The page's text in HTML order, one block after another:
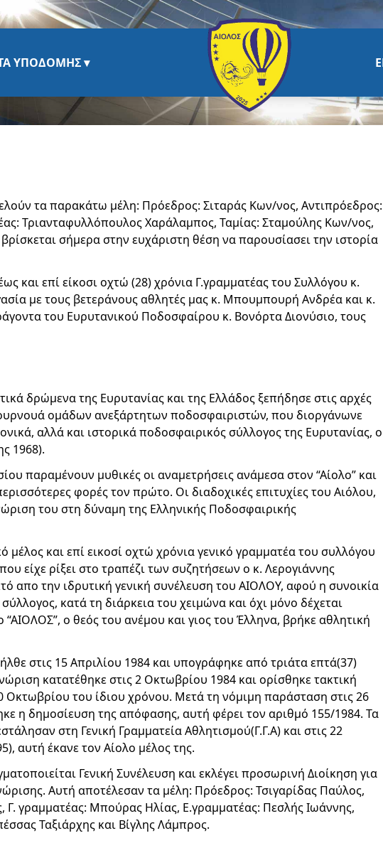
ΥΠΟΔΟΜΉΣ
τα παρακάτω μέλη: Πρόεδρος: Σιταράς Κων/νος, Αντιπρόεδρος:
Τριανταφυλλόπουλος Χαράλαμπος, Ταμίας: Σταμούλης Κων/νος,
σήμερα στην ευχάριστη θέση να παρουσίασει την ιστορία
και επί είκοσι οχτώ (28) χρόνια Γ.γραμματέας του Συλλόγου κ.
με τους βετεράνους αθλητές μας κ. Μπουμπουρή Ανδρέα και κ.
του Ευρυτανικού Ποδοσφαίρου κ. Βονόρτα Διονύσιο, τους
δρώμενα της Ευρυτανίας και της Ελλάδος ξεπήδησε στις αρχές
ομάδων ανεξάρτητων ποδοσφαιριστών, που διοργάνωνε
αλλά και ιστορικά ποδοσφαιρικός σύλλογος της Ευρυτανίας, ο
1968).
παραμένουν μυθικές οι αναμετρήσεις ανάμεσα στον “Αίολο” και
φορές τον πρώτο. Οι διαδοχικές επιτυχίες του Αιόλου,
του στη δύναμη της Ελληνικής Ποδοσφαιρικής
μέλος και επί εικοσί οχτώ χρόνια γενικό γραμματέα του συλλόγου
είχε ρίξει στο τραπέζι των συζητήσεων ο κ. Λερογιάννης
απο την ιδρυτική γενική συνέλευση του ΑΙΟΛΟΥ, αφού η συνοικία
κατά τη διάρκεια του χειμώνα και όχι μόνο δέχεται
“ΑΙΟΛΟΣ”, ο θεός του ανέμου και γιος του Έλληνα, βρήκε αθλητική
στις 15 Απριλίου 1984 και υπογράφηκε από τριάτα επτά(37)
κατατέθηκε στις 2 Οκτωβρίου 1984 και ορίσθηκε τακτική
Οκτωβρίου του ίδιου χρόνου. Μετά τη νόμιμη παράσταση στις 26
η δημοσίευση της απόφασης, αυτή φέρει τον αριθμό 155/1984. Τα
στη Γενική Γραμματεία Αθλητισμού(Γ.Γ.Α) και στις 22
αυτή έκανε τον Αίολο μέλος της.
Γενική Συνέλευση και εκλέγει προσωρινή Διοίκηση για
Αυτή αποτέλεσαν τα μέλη: Πρόεδρος: Τσιγαρίδας Παύλος,
γραμματέας: Μπούρας Ηλίας, Ε.γραμματέας: Πεσλής Ιωάννης,
Ταξιάρχης και Βίγλης Λάμπρος.